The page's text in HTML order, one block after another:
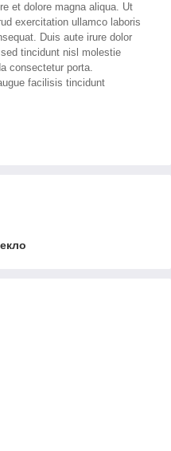
et dolore magna aliqua. Ut
exercitation ullamco laboris
Duis aute irure dolor
tincidunt nisl molestie
consectetur porta.
facilisis tincidunt